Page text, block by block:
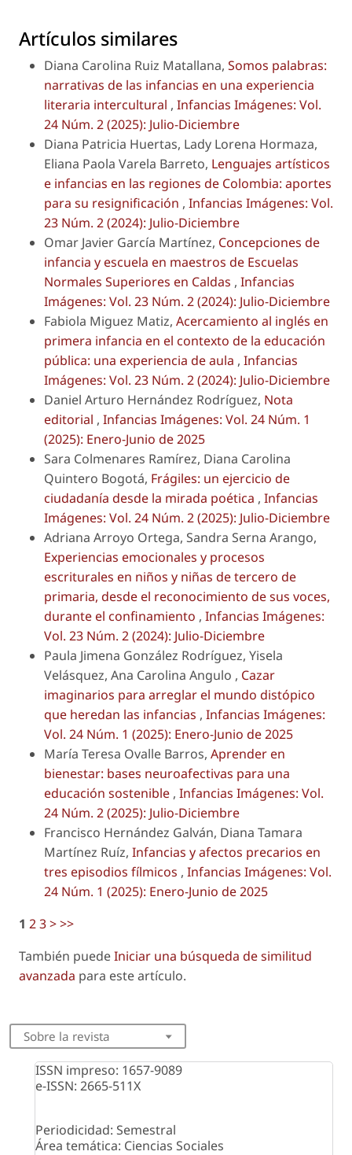
Artículos similares
Diana Carolina Ruiz Matallana, Somos palabras:
narrativas de las infancias en una experiencia
literaria intercultural , Infancias Imágenes: Vol.
24 Núm. 2 (2025): Julio-Diciembre
Diana Patricia Huertas, Lady Lorena Hormaza,
Eliana Paola Varela Barreto, Lenguajes artísticos
e infancias en las regiones de Colombia: aportes
para su resignificación , Infancias Imágenes: Vol.
23 Núm. 2 (2024): Julio-Diciembre
Omar Javier García Martínez, Concepciones de
infancia y escuela en maestros de Escuelas
Normales Superiores en Caldas , Infancias
Imágenes: Vol. 23 Núm. 2 (2024): Julio-Diciembre
Fabiola Miguez Matiz, Acercamiento al inglés en
primera infancia en el contexto de la educación
pública: una experiencia de aula , Infancias
Imágenes: Vol. 23 Núm. 2 (2024): Julio-Diciembre
Daniel Arturo Hernández Rodríguez, Nota
editorial , Infancias Imágenes: Vol. 24 Núm. 1
(2025): Enero-Junio de 2025
Sara Colmenares Ramírez, Diana Carolina
Quintero Bogotá, Frágiles: un ejercicio de
ciudadanía desde la mirada poética , Infancias
Imágenes: Vol. 24 Núm. 2 (2025): Julio-Diciembre
Adriana Arroyo Ortega, Sandra Serna Arango,
Experiencias emocionales y procesos
escriturales en niños y niñas de tercero de
primaria, desde el reconocimiento de sus voces,
durante el confinamiento , Infancias Imágenes:
Vol. 23 Núm. 2 (2024): Julio-Diciembre
Paula Jimena González Rodríguez, Yisela
Velásquez, Ana Carolina Angulo , Cazar
imaginarios para arreglar el mundo distópico
que heredan las infancias , Infancias Imágenes:
Vol. 24 Núm. 1 (2025): Enero-Junio de 2025
María Teresa Ovalle Barros, Aprender en
bienestar: bases neuroafectivas para una
educación sostenible , Infancias Imágenes: Vol.
24 Núm. 2 (2025): Julio-Diciembre
Francisco Hernández Galván, Diana Tamara
Martínez Ruíz, Infancias y afectos precarios en
tres episodios fílmicos , Infancias Imágenes: Vol.
24 Núm. 1 (2025): Enero-Junio de 2025
1 23>>>
También puedeIniciar una búsqueda de similitud
avanzada para este artículo.
Sobre la revista
ISSN impreso: 1657-9089
e-ISSN: 2665-511X
Periodicidad: Semestral
Área temática: Ciencias Sociales